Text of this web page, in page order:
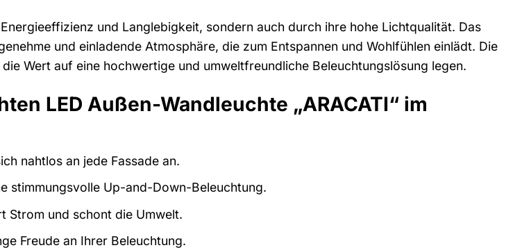
und Langlebigkeit, sondern auch durch ihre hohe Lichtqualität. Das
und einladende Atmosphäre, die zum Entspannen und Wohlfühlen einlädt. Die
Wert auf eine hochwertige und umweltfreundliche Beleuchtungslösung legen.
LED Außen-Wandleuchte „ARACATI“ im
nahtlos an jede Fassade an.
stimmungsvolle Up-and-Down-Beleuchtung.
Strom und schont die Umwelt.
Freude an Ihrer Beleuchtung.